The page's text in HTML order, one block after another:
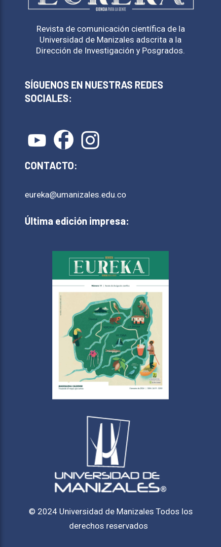
Revista de comunicación científica de la
Universidad de Manizales adscrita a la
Dirección de Investigación y Posgrados.
SÍGUENOS EN NUESTRAS REDES
SOCIALES:
CONTACTO:
eureka@umanizales.edu.co
Última edición impresa:
© 2024 Universidad de Manizales Todos los
derechos reservados